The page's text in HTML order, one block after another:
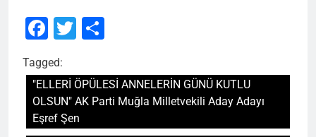
Facebook
Twitter
Tagged:
"ELLERİ ÖPÜLESİ ANNELERİN GÜNÜ KUTLU
OLSUN" AK Parti Muğla Milletvekili Aday Adayı
Eşref Şen